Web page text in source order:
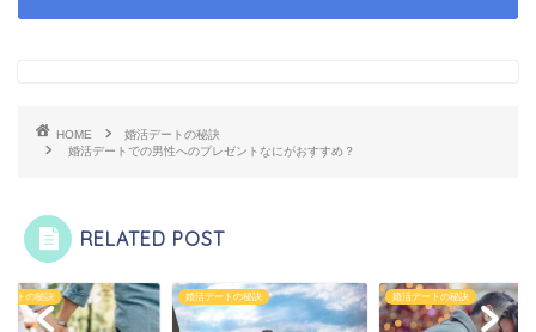
HOME
婚活デートの秘訣
婚活デートでの男性へのプレゼントなにがおすすめ？
RELATED POST
ートの秘訣 婚活デートの秘訣 婚活デートの秘訣